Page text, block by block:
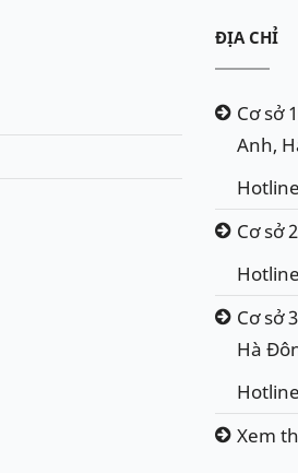
ĐỊA CHỈ
Cơ sở
Anh,
Cơ sở
Cơ sở
Hà
Xem